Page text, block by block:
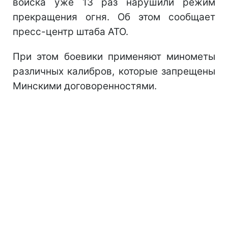
прекращения огня. Об этом сообщает
пресс-центр штаба АТО.
При этом боевики применяют минометы
различных калибров, которые запрещены
Минскими договоренностями.